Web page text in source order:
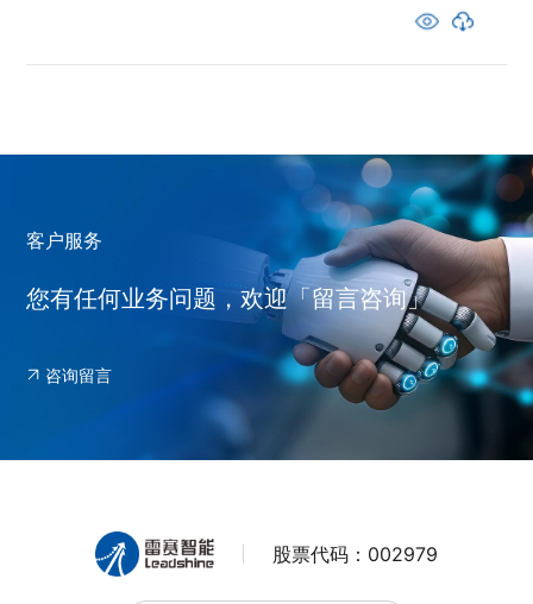
客户服务
您有任何业务问题，欢迎「留言咨询」
咨询留言
股票代码： 002979